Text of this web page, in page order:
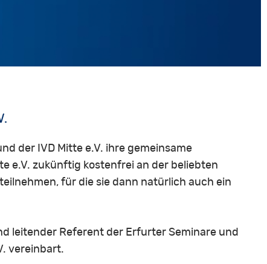
der IVD Mitte e.V. ihre gemeinsame
e.V. zukünftig kostenfrei an der beliebten
für die sie dann natürlich auch ein
leitender Referent der Erfurter Seminare und
vereinbart.